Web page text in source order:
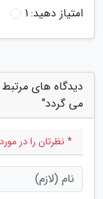
امتیاز دهید:1
دیدگاه های
می گردد"
* نظرتان را در